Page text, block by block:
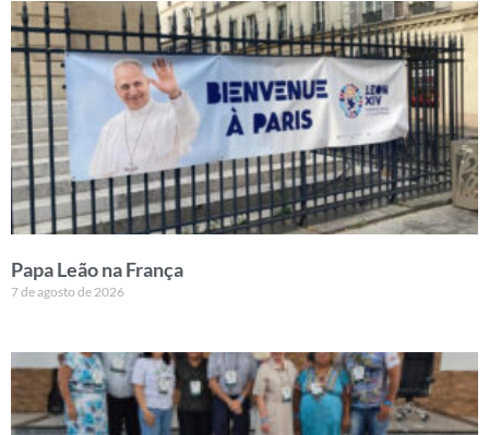
Papa Leão na França
7 de agosto de 2026